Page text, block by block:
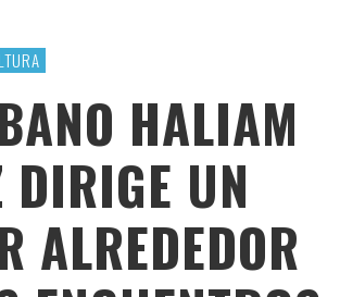
HALIAM
DIRIGE UN
ALREDEDOR